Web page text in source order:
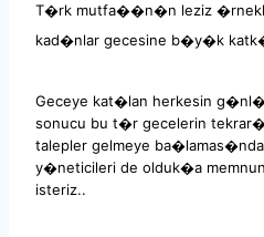
T�rk mutfa��n�n leziz
kad�nlar gecesine b�y�k
Geceye kat�lan herkesin
sonucu bu t�r gecelerin
talepler gelmeye
y�neticileri de olduk�a
isteriz..